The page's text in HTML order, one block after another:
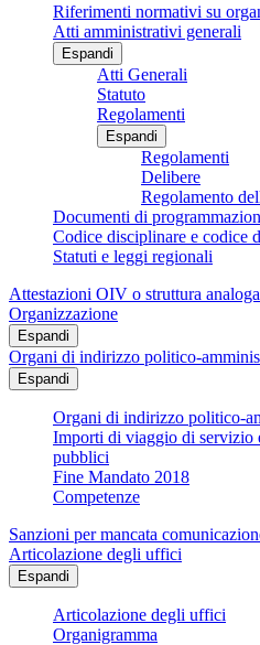
Riferimenti normativi su
Atti amministrativi generali
Espandi
Atti Generali
Statuto
Regolamenti
Espandi
Regolamenti
Delibere
Regolamento
Documenti di
Codice disciplinare e codice
Statuti e leggi regionali
Attestazioni OIV o struttura analoga
Organizzazione
Espandi
Organi di indirizzo politico-
Espandi
Organi di indirizzo politico-
Importi di viaggio di servizio
pubblici
Fine Mandato 2018
Competenze
Sanzioni per mancata
Articolazione degli uffici
Espandi
Articolazione degli uffici
Organigramma